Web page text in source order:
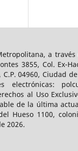
a través
3855, Col. Ex-
04960, Ciudad
al Uso
de la última
Hueso 1100,
2026.